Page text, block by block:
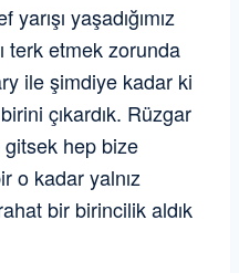
yaşadığımız
terk etmek zorunda
ile şimdiye kadar ki
çıkardık. Rüzgar
hep bize
o kadar yalnız
bir birincilik aldık